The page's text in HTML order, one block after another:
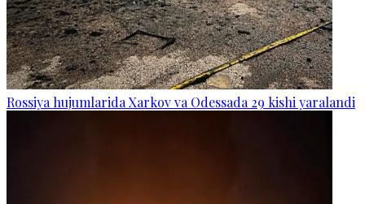
Rossiya hujumlarida Xarkov va Odessada 29 kishi yaralandi